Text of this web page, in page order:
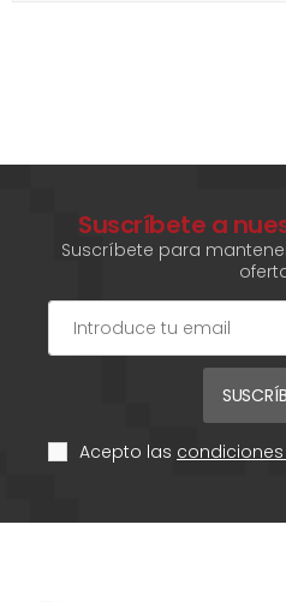
Suscríbete a
Suscríbete para
Acepto las